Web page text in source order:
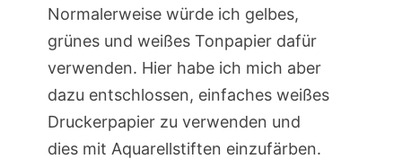
Normalerweise würde ich gelbes,
grünes und weißes Tonpapier dafür
verwenden. Hier habe ich mich aber
dazu entschlossen, einfaches weißes
Druckerpapier zu verwenden und
dies mit Aquarellstiften einzufärben.